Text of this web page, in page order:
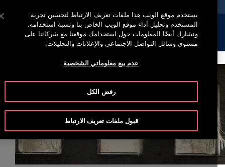
إبحث القائمة
يستخدم موقع الويب هذا ملفات تعريف الارتباط لتحسين تجربة
المستخدم وتحليل أداء موقع الويب الخاص بنا ونسبة استخدامه.
ونشارك أيضًا المعلومات حول استخدامك موقعنا مع شركائنا على
مستوى وسائل التواصل الاجتماعي والإعلانات والتحليلات.
عدم بيع معلوماتي الشخصية
رفض الكل
قبول ملفات تعريف الارتباط